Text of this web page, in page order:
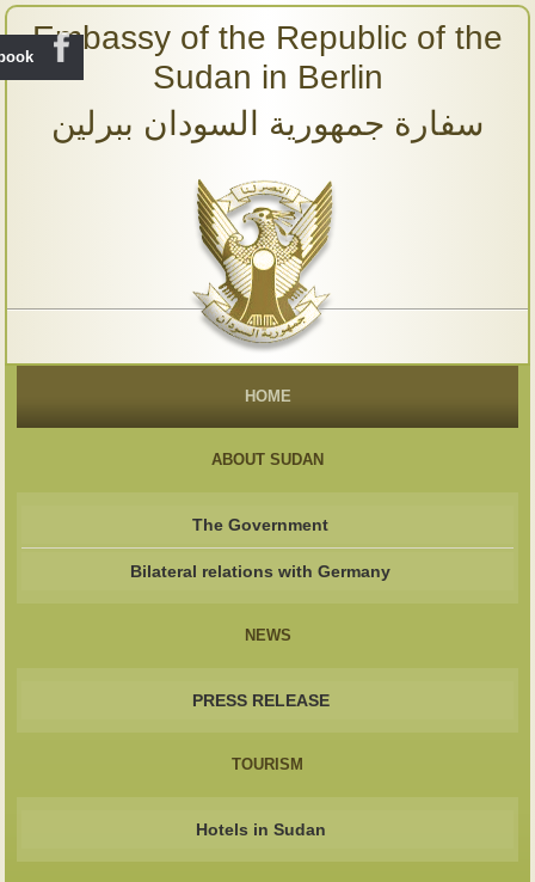
Embassy of the Republic of the
Sudan in Berlin
سفارة جمهورية السودان ببرلين
HOME
ABOUT SUDAN
The Government
Bilateral relations with Germany
NEWS
PRESS RELEASE
TOURISM
Hotels in Sudan